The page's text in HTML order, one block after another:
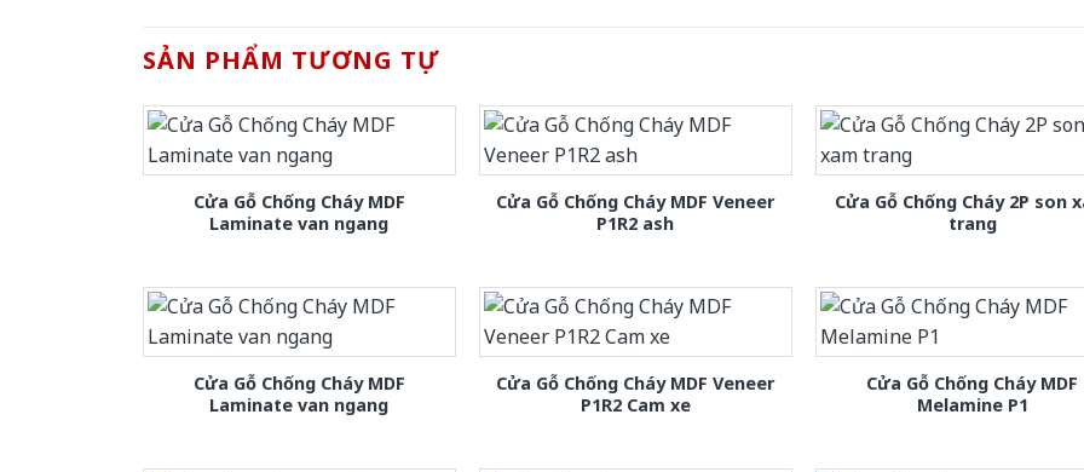
SẢN PHẨM TƯƠNG TỰ
Cửa Gỗ Chống Cháy MDF
Laminate van ngang
Cửa Gỗ Chống Cháy MDF Veneer
P1R2 ash
Cửa Gỗ Chống Cháy 2P son
trang
Cửa Gỗ Chống Cháy MDF
Laminate van ngang
Cửa Gỗ Chống Cháy MDF Veneer
P1R2 Cam xe
Cửa Gỗ Chống Cháy MDF
Melamine P1